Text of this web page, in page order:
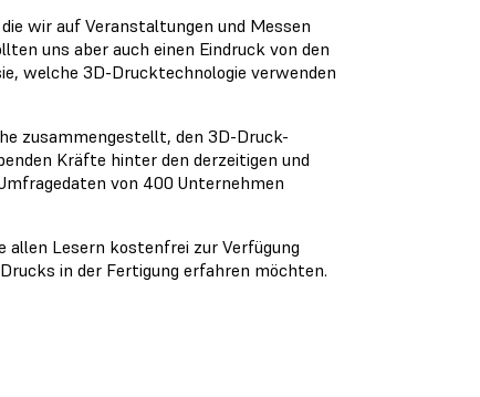
wir auf Veranstaltungen und Messen
uns aber auch einen Eindruck von den
welche 3D-Drucktechnologie verwenden
zusammengestellt, den 3D-Druck-
Kräfte hinter den derzeitigen und
von 400 Unternehmen
allen Lesern kostenfrei zur Verfügung
in der Fertigung erfahren möchten.